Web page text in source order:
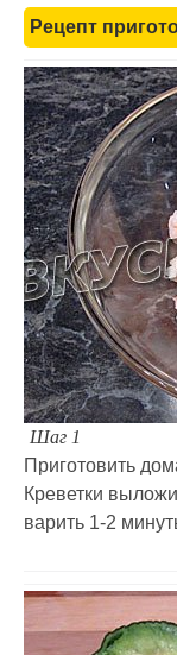
Рецепт
Шаг 1
Приготовить
Креветки
варить 1-2